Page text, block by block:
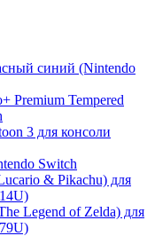
синий (Nintendo
Premium Tempered
3 для консоли
Switch
& Pikachu) для
Legend of Zelda) для